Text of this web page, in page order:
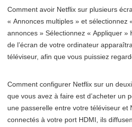
Comment avoir Netflix sur plusieurs
« Annonces multiples » et sélectionnez
annonces » Sélectionnez « Appliquer »
de l’écran de votre ordinateur
téléviseur, afin que vous puissiez
Comment configurer Netflix sur un
que vous avez à faire est d’acheter un
une passerelle entre votre téléviseur et
connectés à votre port HDMI, ils